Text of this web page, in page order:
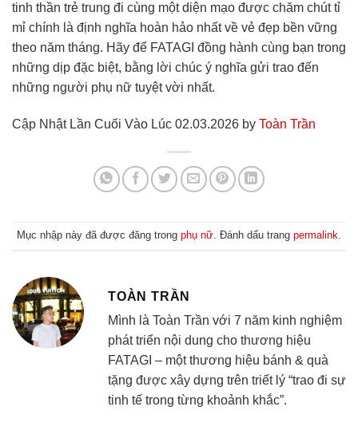
tinh thần trẻ trung đi cùng một diện mạo được chăm chút tỉ
mỉ chính là định nghĩa hoàn hảo nhất về vẻ đẹp bền vững
theo năm tháng. Hãy để FATAGI đồng hành cùng bạn trong
những dịp đặc biệt, bằng lời chúc ý nghĩa gửi trao đến
những người phụ nữ tuyệt vời nhất.
Cập Nhật Lần Cuối Vào Lúc 02.03.2026 by Toàn Trần
Mục nhập này đã được đăng trong phụ nữ. Đánh dấu trang permalink.
TOÀN TRẦN
Mình là Toàn Trần với 7 năm kinh nghiệm
phát triển nội dung cho thương hiệu
FATAGI – một thương hiệu bánh & quà
tặng được xây dựng trên triết lý “trao đi sự
tinh tế trong từng khoảnh khắc”.